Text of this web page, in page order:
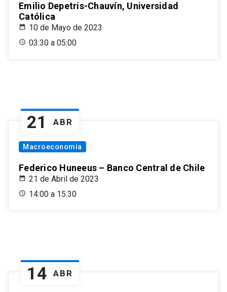
Emilio Depetris-Chauvín, Universidad
Católica
10 de Mayo de 2023
03:30 a 05:00
21 ABR
Macroeconomía
Federico Huneeus – Banco Central de Chile
21 de Abril de 2023
14:00 a 15:30
14 ABR